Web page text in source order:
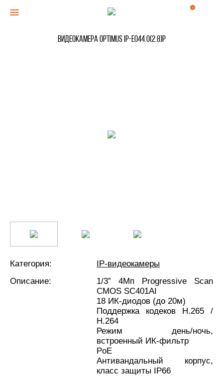
0
Видеокамера Optimus IP-E044.0(2.8)P
Категория:
IP-видеокамеры
Описание:
1/3” 4Мп Progressive Scan
CMOS SC401AI
18 ИК-диодов (до 20м)
Поддержка кодеков H.265 /
H.264
Режим день/ночь,
встроенный ИК-фильтр
PoE
Антивандальный корпус,
класс защиты IР66